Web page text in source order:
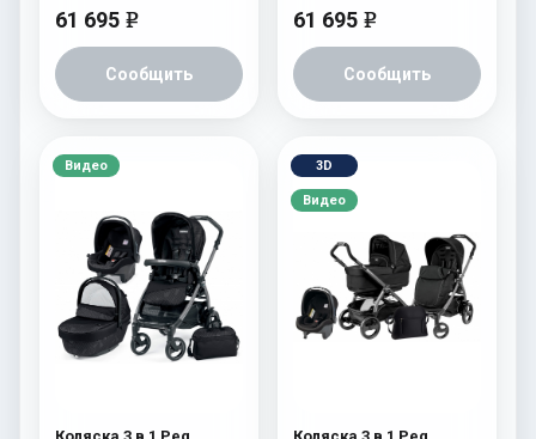
61 695 e
Сообщить
61 695 e
Сообщить
Видео 3D
Видео